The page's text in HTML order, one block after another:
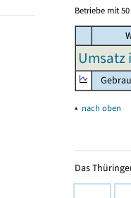
Betriebe mit
Umsatz
▴ nach oben
Das